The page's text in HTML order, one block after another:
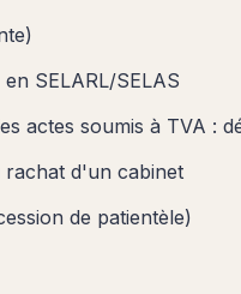
SELARL/SELAS
actes soumis à TVA :
rachat d'un cabinet
de patientèle)